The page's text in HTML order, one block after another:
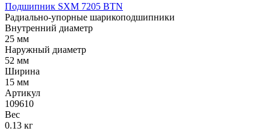
Подшипник SXM 7205 BTN
Радиально-упорные шарикоподшипники
Внутренний диаметр
25 мм
Наружный диаметр
52 мм
Ширина
15 мм
Артикул
109610
Вес
0.13 кг